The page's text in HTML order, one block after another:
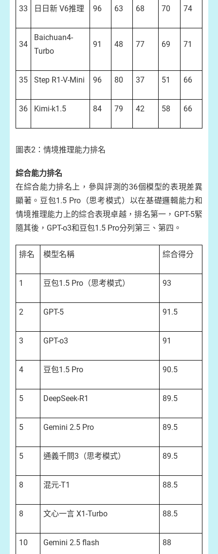
33 日日新 V6推理 96 63 68 70 74
34
Baichuan4-
Turbo
91 48 77 69 71
35 Step R1-V-Mini 96 80 37 51 66
36 Kimi-k1.5 84 79 42 58 66
圖表2：情境推理能力排名
綜合能力排名
在綜合能力排名上，參與評測的36個模型的表現差異
顯著。豆包1.5 Pro（思考模式）以在基礎邏輯能力和
情境推理能力上的綜合表現卓越，排名第一，GPT-5緊
隨其後，GPT-o3和豆包1.5 Pro分列第三、第四。
排名 模型名稱 綜合得分
1 豆包1.5 Pro（思考模式） 93
2 GPT-5 91.5
3 GPT-o3 91
4 豆包1.5 Pro 90.5
5 DeepSeek-R1 89.5
5 Gemini 2.5 Pro 89.5
5 通義千問3（思考模式） 89.5
8 混元-T1 88.5
8 文心一言 X1-Turbo 88.5
10 Gemini 2.5 flash 88